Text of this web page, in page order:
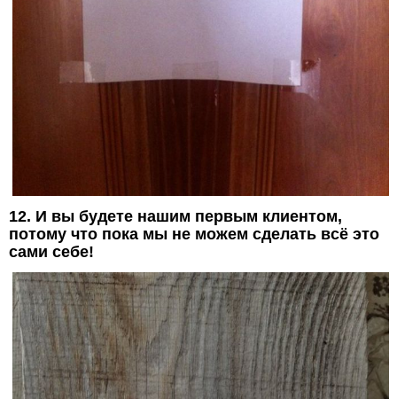
12. И вы будете нашим первым клиентом,
потому что пока мы не можем сделать всё это
сами себе!